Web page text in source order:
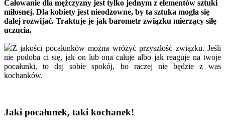
Całowanie dla mężczyzny jest tylko jednym z elementów sztuki
miłosnej. Dla kobiety jest nieodzowne, by ta sztuka mogła się
dalej rozwijać. Traktuje je jak barometr związku mierzący siłę
uczucia.
Z jakości pocałunków można wróżyć przyszłość związku. Jeśli
nie podoba ci się, jak on lub ona całuje albo jak reaguje na twoje
pocałunki, to daj sobie spokój, bo raczej nie będzie z was
kochanków.
Jaki pocałunek, taki kochanek!